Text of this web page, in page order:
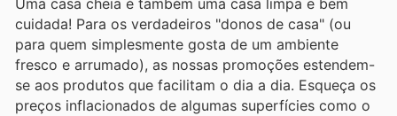
Uma casa cheia é também uma casa limpa e bem
cuidada! Para os verdadeiros "donos de casa" (ou
para quem simplesmente gosta de um ambiente
fresco e arrumado), as nossas promoções estendem-
se aos produtos que facilitam o dia a dia. Esqueça os
preços inflacionados de algumas superfícies como o